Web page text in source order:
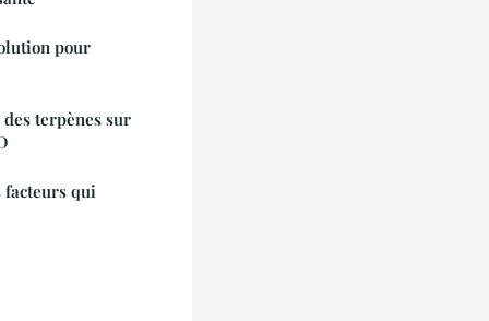
pour
terpènes sur
facteurs qui